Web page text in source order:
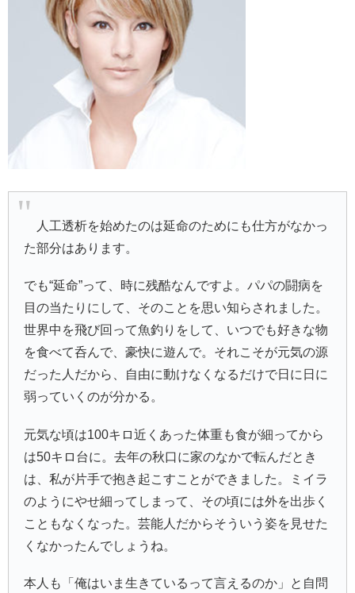
人工透析を始めたのは延命のためにも仕方がなかっ
た部分はあります。
でも“延命”って、時に残酷なんですよ。パパの闘病を
目の当たりにして、そのことを思い知らされました。
世界中を飛び回って魚釣りをして、いつでも好きな物
を食べて呑んで、豪快に遊んで。それこそが元気の源
だった人だから、自由に動けなくなるだけで日に日に
弱っていくのが分かる。
元気な頃は100キロ近くあった体重も食が細ってから
は50キロ台に。去年の秋口に家のなかで転んだとき
は、私が片手で抱き起こすことができました。ミイラ
のようにやせ細ってしまって、その頃には外を出歩く
こともなくなった。芸能人だからそういう姿を見せた
くなかったんでしょうね。
本人も「俺はいま生きているって言えるのか」と自問